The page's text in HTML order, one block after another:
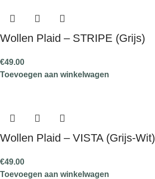
Wollen Plaid – STRIPE (Grijs)
€49.00
Toevoegen aan winkelwagen
Wollen Plaid – VISTA (Grijs-Wit)
€49.00
Toevoegen aan winkelwagen